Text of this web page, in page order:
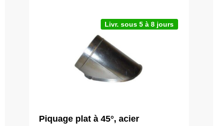
Livr. sous 5 à 8 jours
Piquage plat à 45°, acier